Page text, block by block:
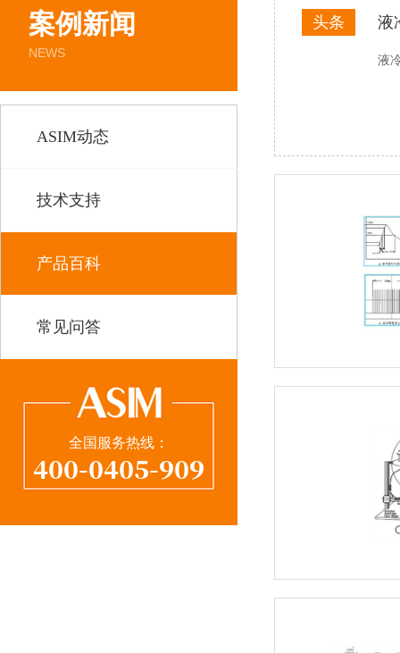
案例新闻
NEWS
ASIM动态
技术支持
产品百科
常见问答
全国服务热线：
400-0405-909
液
头条
液